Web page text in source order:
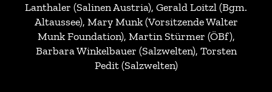
Lanthaler (Salinen Austria), Gerald Loitzl (Bgm.
Altaussee), Mary Munk (Vorsitzende Walter
Munk Foundation), Martin Stürmer (ÖBf),
Barbara Winkelbauer (Salzwelten), Torsten
Pedit (Salzwelten)